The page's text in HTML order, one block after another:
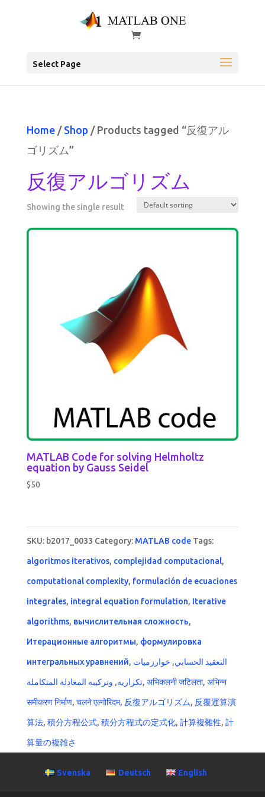
Select Page
Home/ Shop/ Products tagged “反復アル
ゴリズム”
反復アルゴリズム
Showing the single result
MATLAB Code for solving Helmholtz
equation by Gauss Seidel
$50
SKU: b2017_0033 Category: MATLAB code Tags:
algoritmos iterativos, complejidad computacional,
computational complexity, formulación de ecuaciones
integrales, integral equation formulation, Iterative
algorithms, вычислительная сложность,
Итерационные алгоритмы, формулировка
интегральных уравнений, التعقيد الحسابي, خوارزميات
تكراريه, وتركيبه المعادلة المتكاملة , अभिकलनी जटिलता, अभिन्न
समीकरण निर्माण, चलने एल्गोरिदम, 反復アルゴリズム, 反覆運算演
算法, 積分方程公式, 積分方程式の定式化, 計算複雜性, 計
算量の複雑さ
Svenska Deutsch English